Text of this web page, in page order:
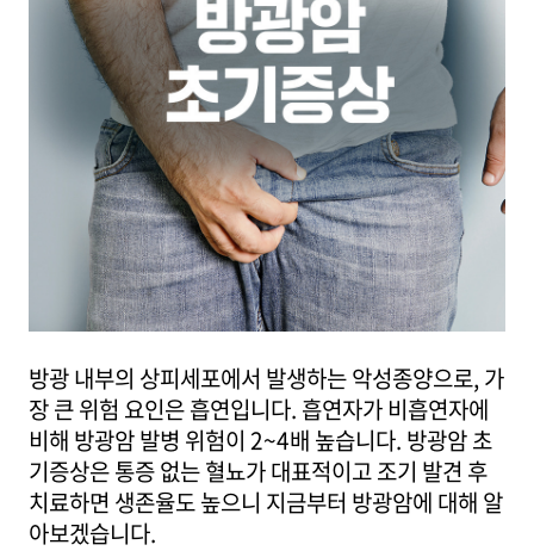
방광 내부의 상피세포에서 발생하는 악성종양으로, 가
장 큰 위험 요인은 흡연입니다. 흡연자가 비흡연자에
비해 방광암 발병 위험이 2~4배 높습니다. 방광암 초
기증상은 통증 없는 혈뇨가 대표적이고 조기 발견 후
치료하면 생존율도 높으니 지금부터 방광암에 대해 알
아보겠습니다.